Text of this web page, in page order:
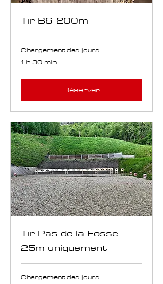
Tir B6 200m
Chargement des jours...
1 h 30 min
Réserver
Tir Pas de la Fosse
25m uniquement
Chargement des jours...